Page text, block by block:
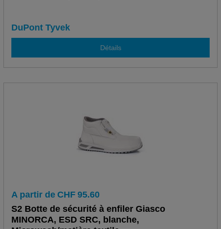
DuPont Tyvek
Détails
A partir de CHF 95.60
S2 Botte de sécurité à enfiler Giasco
MINORCA, ESD SRC, blanche,